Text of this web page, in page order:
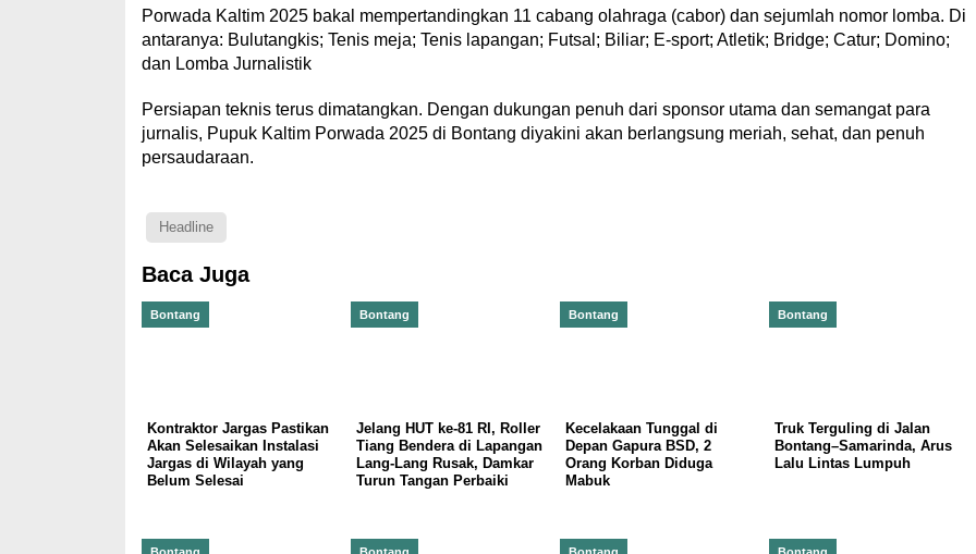
Porwada Kaltim 2025 bakal mempertandingkan 11 cabang olahraga (cabor) dan sejumlah nomor lomba. Di
antaranya: Bulutangkis; Tenis meja; Tenis lapangan; Futsal; Biliar; E-sport; Atletik; Bridge; Catur; Domino;
dan Lomba Jurnalistik
Persiapan teknis terus dimatangkan. Dengan dukungan penuh dari sponsor utama dan semangat para
jurnalis, Pupuk Kaltim Porwada 2025 di Bontang diyakini akan berlangsung meriah, sehat, dan penuh
persaudaraan.
Headline
Baca Juga
Bontang
Kontraktor Jargas Pastikan
Akan Selesaikan Instalasi
Jargas di Wilayah yang
Belum Selesai
Bontang
Jelang HUT ke-81 RI, Roller
Tiang Bendera di Lapangan
Lang-Lang Rusak, Damkar
Turun Tangan Perbaiki
Bontang
Kecelakaan Tunggal di
Depan Gapura BSD, 2
Orang Korban Diduga
Mabuk
Bontang
Truk Terguling di Jalan
Bontang–Samarinda, Arus
Lalu Lintas Lumpuh